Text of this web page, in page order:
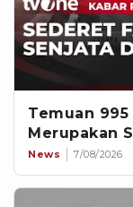
Temuan
Merupakan
News 7/08/2026